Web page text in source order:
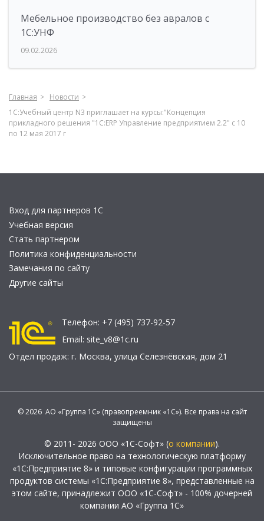
Мебельное производство без авралов с
1С:УНФ
09.02.2026
Главная
Новости
1С:Учебный центр N3 приглашает на курсы:"Концепция
прикладного решения "1С:ERP Управление предприятием 2.2" с 10
по 12 мая 2017 г
Вход для партнеров 1С
Учебная версия
Стать партнером
Политика конфиденциальности
Замечания по сайту
Другие сайты
Телефон: +7 (495) 737-92-57
Email: site_v8@1c.ru
Отдел продаж: г. Москва, улица Селезнёвская, дом 21
© 2026 АО «Группа 1С» (правопреемник «1С»). Все права на сайт
защищены
© 2011- 2026 ООО «1С-Софт» (о компании).
Исключительное право на технологическую платформу
«1С:Предприятие 8» и типовые конфигурации программных
продуктов системы «1С:Предприятие 8», представленные на
этом сайте, принадлежит ООО «1С-Софт» - 100% дочерней
компании АО «Группа 1С»